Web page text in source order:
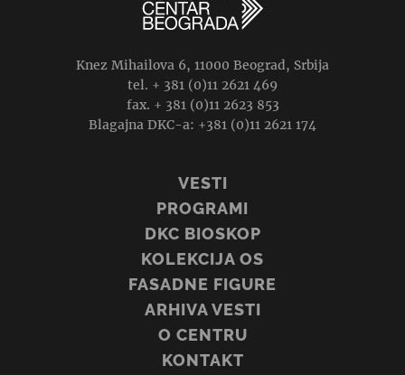
Knez Mihailova 6, 11000 Beograd, Srbija
tel. + 381 (0)11 2621 469
fax. + 381 (0)11 2623 853
Blagajna DKC-a: +381 (0)11 2621 174
VESTI
PROGRAMI
DKC BIOSKOP
KOLEKCIJA OS
FASADNE FIGURE
ARHIVA VESTI
O CENTRU
KONTAKT